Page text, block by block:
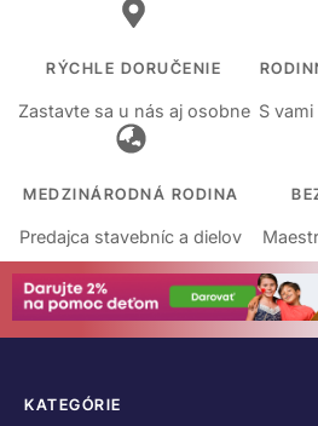
RÝCHLE DORUČENIE
Zastavte sa u nás aj osobne S
MEDZINÁRODNÁ RODINA
Predajca stavebníc a dielov
KATEGÓRIE